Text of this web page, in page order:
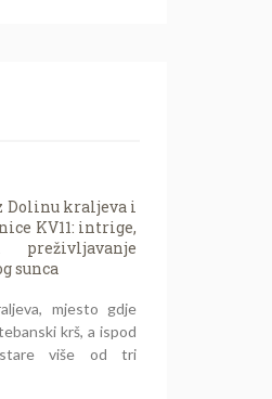
Dolinu kraljeva i
KV11: intrige,
sunca
mjesto gdje
krš, a ispod
više od tri